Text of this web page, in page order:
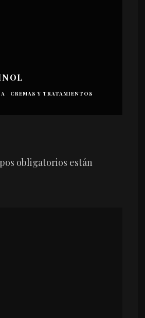
CREMAS Y TRATAMIENTOS
obligatorios están